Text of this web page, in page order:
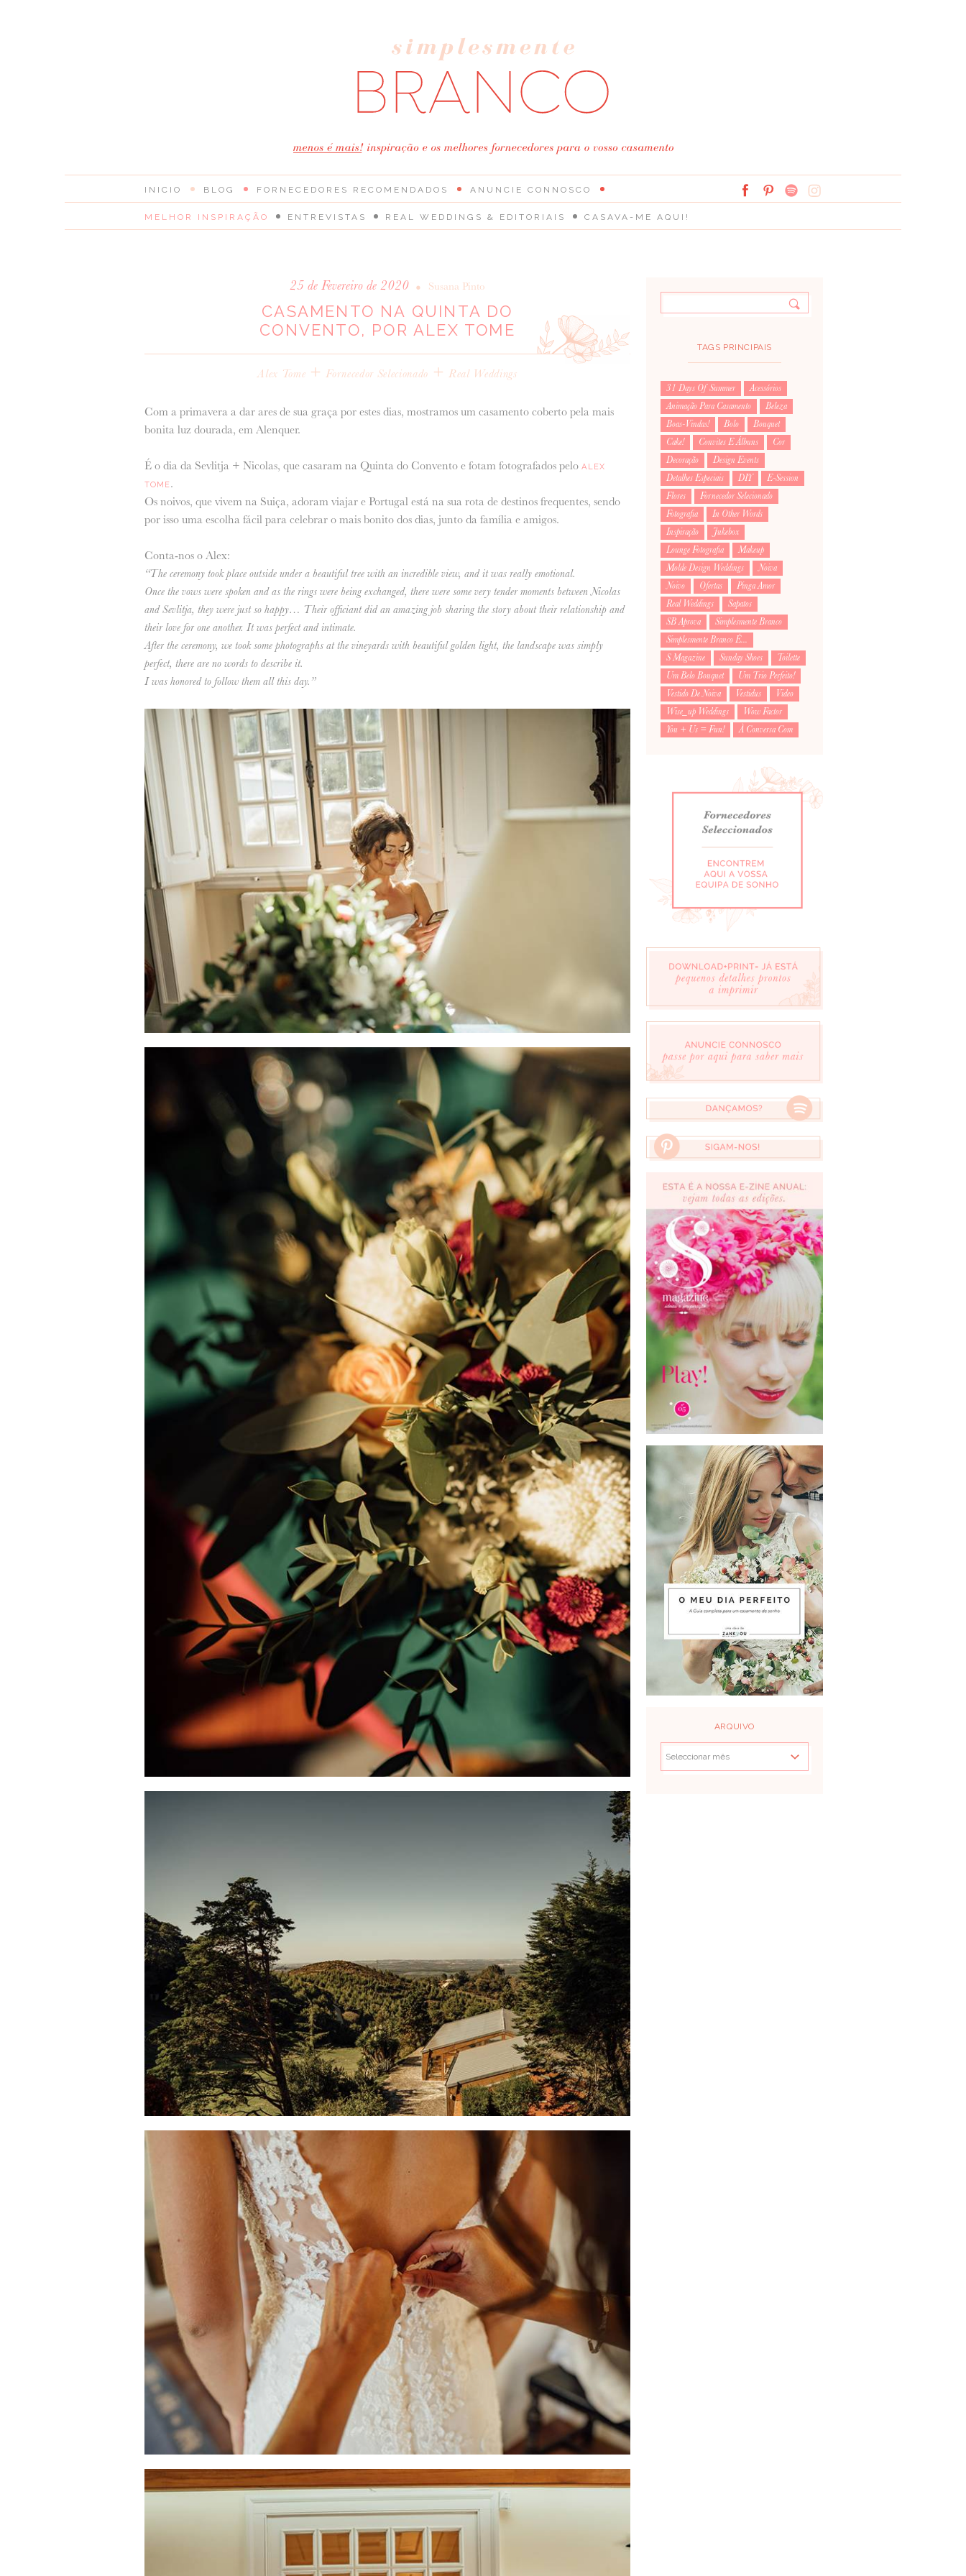
INICIO BLOG
MELHOR INSPIRAÇÃO ENTREVISTAS REAL WEDDINGS & EDITORIAIS CASAVA-ME AQUI!
FORNECEDORES RECOMENDADOS ANUNCIE CONNOSCO
25 de Fevereiro de 2020 • Susana Pinto
CASAMENTO NA QUINTA DO
CONVENTO, POR ALEX TOME
Alex Tome +Fornecedor Selecionado +Real Weddings
Com a primavera a dar ares de sua graça por estes dias, mostramos um casamento coberto pela mais
bonita luz dourada, em Alenquer.
É o dia da Sevlitja + Nicolas, que casaram na Quinta do Convento e fotam fotografados pelo ALEX
TOME.
Os noivos, que vivem na Suiça, adoram viajar e Portugal está na sua rota de destinos frequentes, sendo
por isso uma escolha fácil para celebrar o mais bonito dos dias, junto da família e amigos.
Conta-nos o Alex:
“The ceremony took place outside under a beautiful tree with an incredible view, and it was really emotional.
Once the vows were spoken and as the rings were being exchanged, there were some very tender moments between Nicolas
and Sevlitja, they were just so happy… Their officiant did an amazing job sharing the story about their relationship and
their love for one another. It was perfect and intimate.
After the ceremony, we took some photographs at the vineyards with beautiful golden light, the landscape was simply
perfect, there are no words to describe it.
I was honored to follow them all this day.”
TAGS PRINCIPAIS
31 Days Of Summer
Acessórios
Animação Para Casamento
Beleza
Boas-Vindas!
Bolo
Bouquet
Cake!
Convites E Álbuns
Cor
Decoração
Design Events
Detalhes Especiais
DIY
E-Session
Flores
Fornecedor Selecionado
Fotografia
In Other Words
Inspiração
Jukebox
Lounge Fotografia
Makeup
Molde Design Weddings
Noiva
Noivo
Ofertas
Pinga Amor
Real Weddings
Sapatos
SB Aprova
Simplesmente Branco
Simplesmente Branco É...
S Magazine
Sunday Shoes
Toilette
Um Belo Bouquet
Um Trio Perfeito!
Vestido De Noiva
Vestidus
Video
Wise_up Weddings
Wow Factor
You + Us = Fun!
À Conversa Com
ARQUIVO